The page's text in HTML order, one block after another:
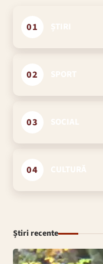
01
02
03
04
Știri recente